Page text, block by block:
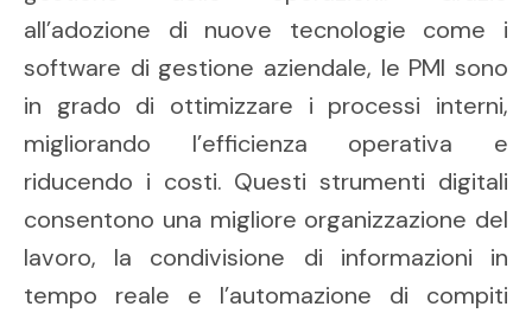
all’adozione di nuove tecnologie come i
software di gestione aziendale, le PMI sono
in grado di ottimizzare i processi interni,
migliorando l’efficienza operativa e
riducendo i costi. Questi strumenti digitali
consentono una migliore organizzazione del
lavoro, la condivisione di informazioni in
tempo reale e l’automazione di compiti